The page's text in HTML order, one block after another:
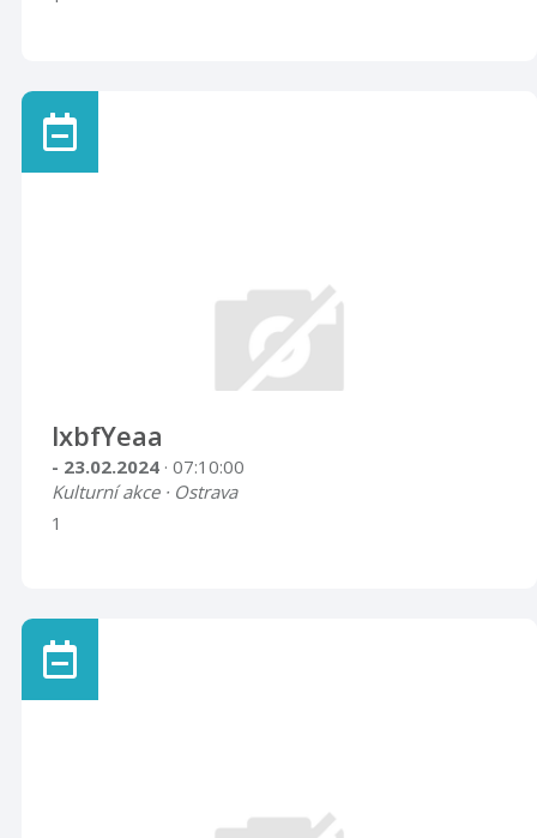
lxbfYeaa
- 23.02.2024 · 07:10:00
Kulturní akce · Ostrava
1